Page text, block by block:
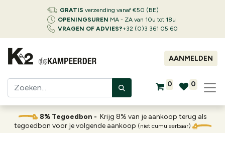
GRATIS verzending vanaf €50 (BE)
OPENINGSUREN MA - ZA van 10u tot 18u
VRAGEN OF ADVIES?+32 (0)3 361 05 60
AANMELDEN
0 0
8% Tegoedbon - Krijg 8% van je aankoop terug als
tegoedbon voor je volgende aankoop (niet cumuleerbaar)